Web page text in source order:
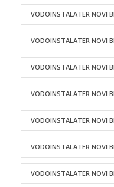
VODOINSTALATER NOVI
VODOINSTALATER NOVI
VODOINSTALATER NOVI
VODOINSTALATER NOVI
VODOINSTALATER NOVI
VODOINSTALATER NOVI
VODOINSTALATER NOVI